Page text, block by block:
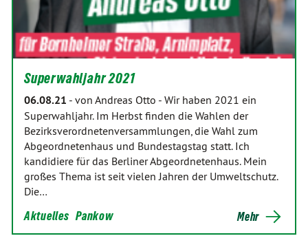
Superwahljahr 2021
06.08.21 - von Andreas Otto - Wir haben 2021 ein
Superwahljahr. Im Herbst finden die Wahlen der
Bezirksverordnetenversammlungen, die Wahl zum
Abgeordnetenhaus und Bundestagstag statt. Ich
kandidiere für das Berliner Abgeordnetenhaus. Mein
großes Thema ist seit vielen Jahren der Umweltschutz.
Die…
Aktuelles Pankow Mehr